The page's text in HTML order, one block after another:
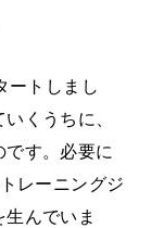
ートしまし
くうちに、
す。必要に
レーニングジ
んでいま